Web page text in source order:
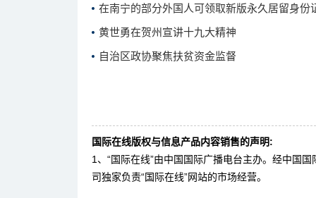
在南宁的部分外国人可领取新版永久居留身份
黄世勇在贺州宣讲十九大精神
自治区政协聚焦扶贫资金监督
国际在线版权与信息产品内容销售的声明:
1、“国际在线”由中国国际广播电台主办。经中国
司独家负责“国际在线”网站的市场经营。